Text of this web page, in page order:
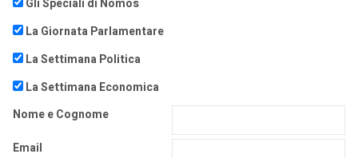
Gli Speciali di Nomos
La Giornata Parlamentare
La Settimana Politica
La Settimana Economica
Nome e Cognome
Email